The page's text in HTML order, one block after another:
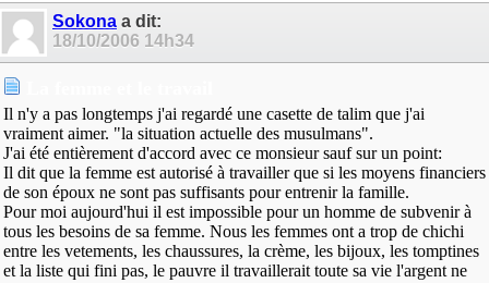
Sokona a dit:
18/10/2006 14h34
Il n'y a pas longtemps j'ai regardé une casette de talim que j'ai
vraiment aimer. "la situation actuelle des musulmans".
J'ai été entièrement d'accord avec ce monsieur sauf sur un point:
Il dit que la femme est autorisé à travailler que si les moyens financiers
de son époux ne sont pas suffisants pour entrenir la famille.
Pour moi aujourd'hui il est impossible pour un homme de subvenir à
tous les besoins de sa femme. Nous les femmes ont a trop de chichi
entre les vetements, les chaussures, la crème, les bijoux, les tomptines
et la liste qui fini pas, le pauvre il travaillerait toute sa vie l'argent ne